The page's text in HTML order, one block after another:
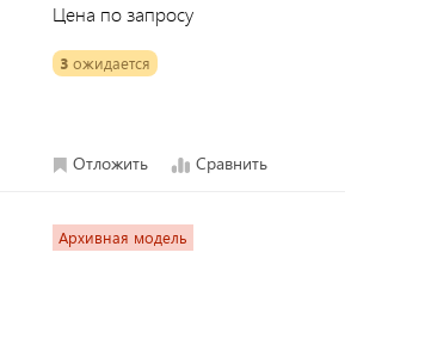
Цена по запросу
3 ожидается
Отложить Сравнить
Архивная модель